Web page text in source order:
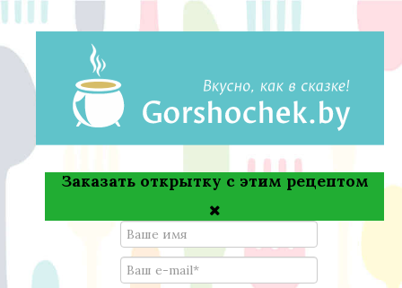
Заказать открытку с этим рецептом